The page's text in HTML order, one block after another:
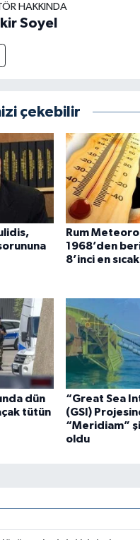
HAKKINDA
Soyel
çekebilir
Rum
1968’den
8’inci en
dün
tütün
“Great Sea
(GSI)
“Meridiam”
oldu